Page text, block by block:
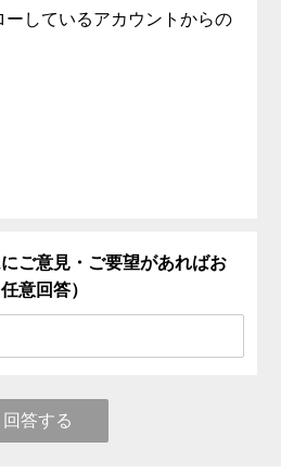
ーしているアカウントからの
ご意見・ご要望があればお
意回答）
回答する